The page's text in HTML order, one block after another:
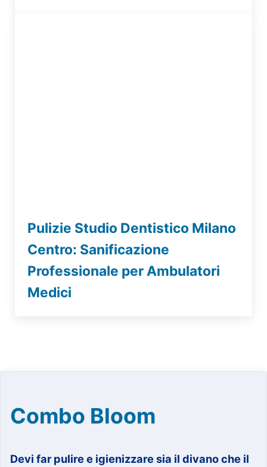
Pulizie Studio Dentistico Milano
Centro: Sanificazione
Professionale per Ambulatori
Medici
Combo Bloom
Devi far pulire e igienizzare sia il divano che il